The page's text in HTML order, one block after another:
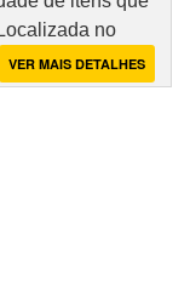
no
VER MAIS DETALHES